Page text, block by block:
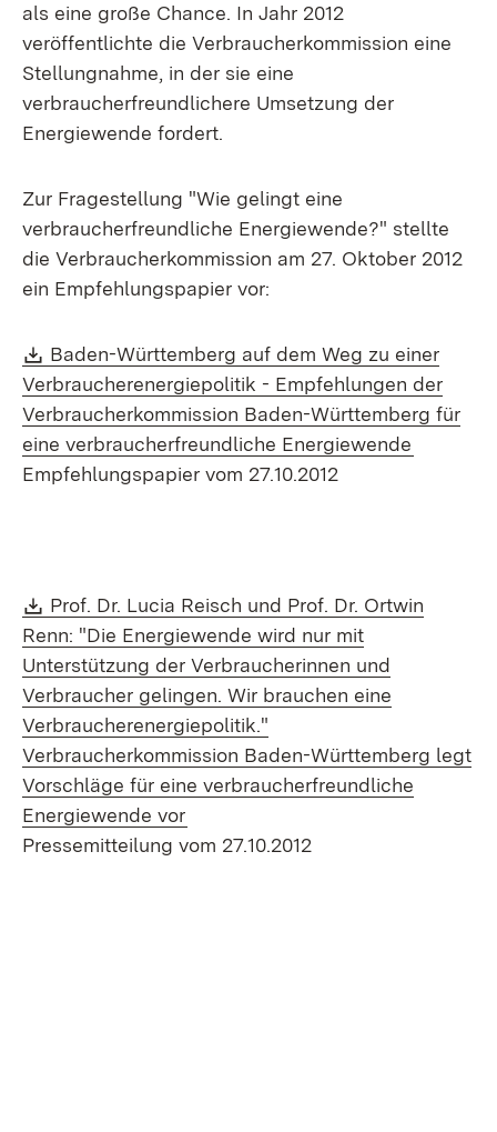
als eine große Chance. In Jahr 2012
veröffentlichte die Verbraucherkommission eine
Stellungnahme, in der sie eine
verbraucherfreundlichere Umsetzung der
Energiewende fordert.
Zur Fragestellung "Wie gelingt eine
verbraucherfreundliche Energiewende?" stellte
die Verbraucherkommission am 27. Oktober 2012
ein Empfehlungspapier vor:
Download:
Baden-Württemberg auf dem Weg zu einer
Verbraucherenergiepolitik - Empfehlungen der
Verbraucherkommission Baden-Württemberg für
eine verbraucherfreundliche Energiewende
Empfehlungspapier vom 27.10.2012
Download:
Prof. Dr. Lucia Reisch und Prof. Dr. Ortwin
Renn: "Die Energiewende wird nur mit
Unterstützung der Verbraucherinnen und
Verbraucher gelingen. Wir brauchen eine
Verbraucherenergiepolitik."
Verbraucherkommission Baden-Württemberg legt
Vorschläge für eine verbraucherfreundliche
Energiewende vor
Pressemitteilung vom 27.10.2012